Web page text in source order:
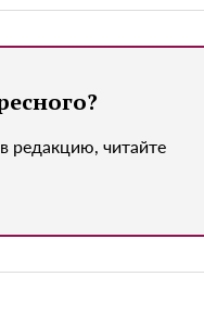
редакцию, читайте